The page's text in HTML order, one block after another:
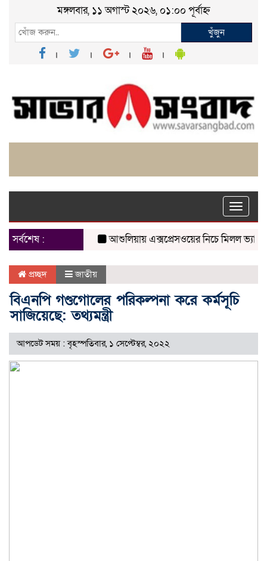
মঙ্গলবার, ১১ অগাস্ট ২০২৬, ০১:০০ পূর্বাহ্ন
খুঁজুন
Toggle
সর্বশেষ :
আশুলিয়ায় এক্সপ্রেসওয়ের নিচে মিলল
প্রচ্ছদ জাতীয়
বিএনপি গণ্ডগোলের পরিকল্পনা করে কর্মসূচি
সাজিয়েছে: তথ্যমন্ত্রী
আপডেট সময় : বৃহস্পতিবার, ১ সেপ্টেম্বর, ২০২২